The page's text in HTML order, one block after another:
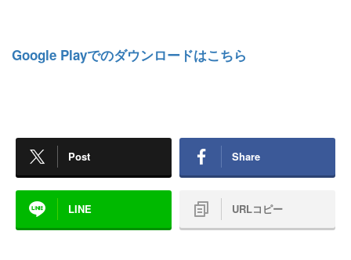
Google Playでのダウンロードはこちら
Post Share
LINE URLコピー